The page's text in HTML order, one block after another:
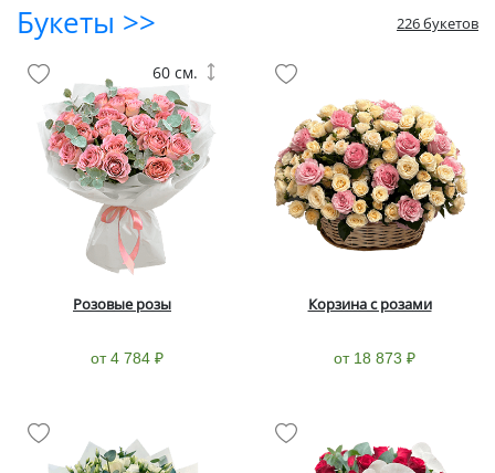
Букеты >> 226 букетов
Розовые розы
от 4 784 ₽
60 см.
Корзина с розами
от 18 873 ₽